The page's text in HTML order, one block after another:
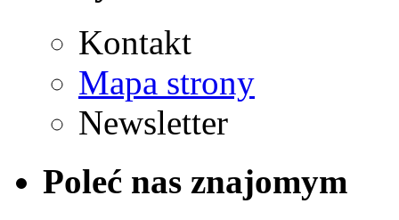
Kontakt
Mapa strony
Newsletter
Poleć nas znajomym